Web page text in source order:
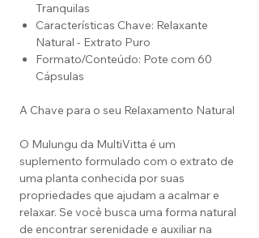
Tranquilas
Características Chave: Relaxante
Natural - Extrato Puro
Formato/Conteúdo: Pote com 60
Cápsulas
A Chave para o seu Relaxamento Natural
O Mulungu da MultiVitta é um
suplemento formulado com o extrato de
uma planta conhecida por suas
propriedades que ajudam a acalmar e
relaxar. Se você busca uma forma natural
de encontrar serenidade e auxiliar na